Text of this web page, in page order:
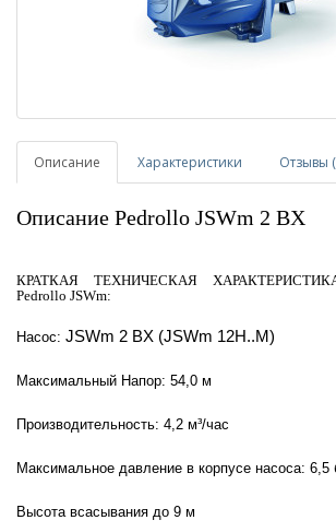
Описание Характеристики Отзывы
Описание Pedrollo JSWm 2 BX
КРАТКАЯ ТЕХНИЧЕСКАЯ
Pedrollo JSWm:
Насос: JSWm 2 BX (JSWm 12H..M)
Максимальный Напор: 54,0 м
Производительность: 4,2 м³/час
Максимальное давление в корпусе насоса: 6,5
Высота всасывания до 9 м